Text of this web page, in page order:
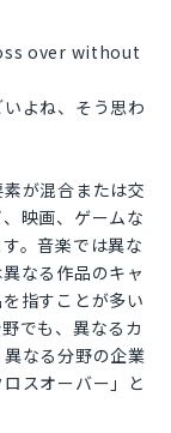
over without
よね、そう思わ
が混合または交
映画、ゲームな
。音楽では異な
なる作品のキャ
指すことが多い
でも、異なるカ
なる分野の企業
スオーバー」と